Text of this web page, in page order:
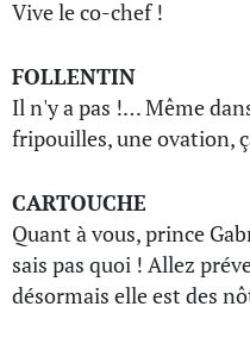
Vive le co-chef !
FOLLENTIN
Il n'y a pas !… Même
fripouilles, une ovation,
CARTOUCHE
Quant à vous, prince
sais pas quoi ! Allez
désormais elle est des